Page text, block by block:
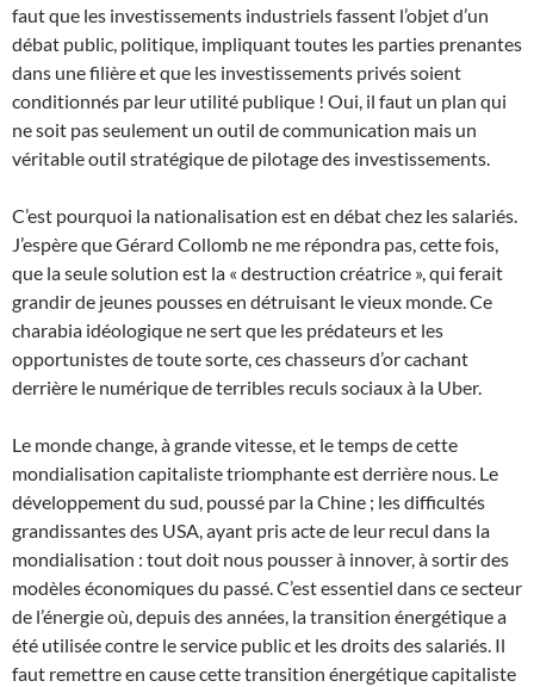
faut que les investissements industriels fassent l’objet d’un
débat public, politique, impliquant toutes les parties prenantes
dans une filière et que les investissements privés soient
conditionnés par leur utilité publique ! Oui, il faut un plan qui
ne soit pas seulement un outil de communication mais un
véritable outil stratégique de pilotage des investissements.
C’est pourquoi la nationalisation est en débat chez les salariés.
J’espère que Gérard Collomb ne me répondra pas, cette fois,
que la seule solution est la « destruction créatrice », qui ferait
grandir de jeunes pousses en détruisant le vieux monde. Ce
charabia idéologique ne sert que les prédateurs et les
opportunistes de toute sorte, ces chasseurs d’or cachant
derrière le numérique de terribles reculs sociaux à la Uber.
Le monde change, à grande vitesse, et le temps de cette
mondialisation capitaliste triomphante est derrière nous. Le
développement du sud, poussé par la Chine ; les difficultés
grandissantes des USA, ayant pris acte de leur recul dans la
mondialisation : tout doit nous pousser à innover, à sortir des
modèles économiques du passé. C’est essentiel dans ce secteur
de l’énergie où, depuis des années, la transition énergétique a
été utilisée contre le service public et les droits des salariés. Il
faut remettre en cause cette transition énergétique capitaliste